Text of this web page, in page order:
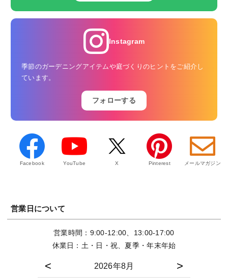
Instagram
季節のガーデニングアイテムや庭づくりのヒントをご紹介し
ています。
フォローする
Facebook YouTube X Pinterest メールマガジン
営業日について
営業時間：9:00-12:00、13:00-17:00
休業日：土・日・祝、夏季・年末年始
2026年8月